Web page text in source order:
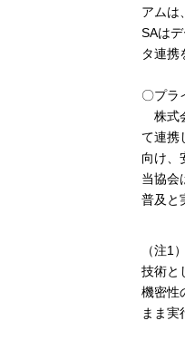
アムは
SAは
タ連携
〇プラ
株式
て連携
向け、
当協会
普及と
（注1
技術と
機密性
まま実